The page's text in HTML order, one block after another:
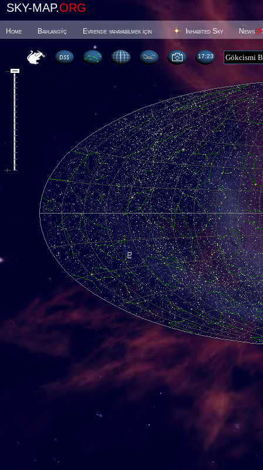
SKY-MAP.ORG
Home Baþlangýç Evrende yaþayabilmek için Inhabited Sky News@
17 23